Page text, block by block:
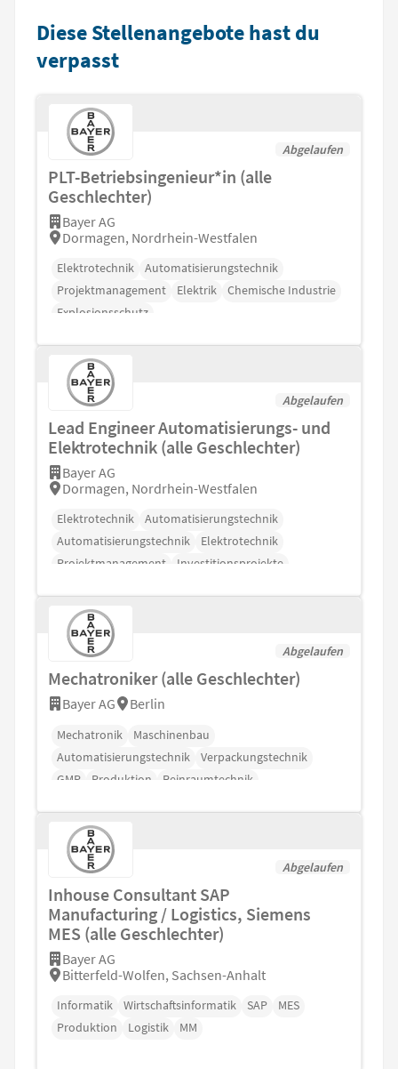
Diese Stellenangebote hast du
verpasst
Abgelaufen
PLT-Betriebsingenieur*in (alle
Geschlechter)
Bayer AG
Dormagen, Nordrhein-Westfalen
Elektrotechnik
Automatisierungstechnik
Projektmanagement
Elektrik
Chemische Industrie
Explosionsschutz
Abgelaufen
Lead Engineer Automatisierungs- und
Elektrotechnik (alle Geschlechter)
Bayer AG
Dormagen, Nordrhein-Westfalen
Elektrotechnik
Automatisierungstechnik
Automatisierungstechnik
Elektrotechnik
Projektmanagement
Investitionsprojekte
Abgelaufen
Mechatroniker (alle Geschlechter)
Bayer AG Berlin
Mechatronik
Maschinenbau
Automatisierungstechnik
Verpackungstechnik
GMP
Produktion Reinraumtechnik
Abgelaufen
Inhouse Consultant SAP
Manufacturing / Logistics, Siemens
MES (alle Geschlechter)
Bayer AG
Bitterfeld-Wolfen, Sachsen-Anhalt
Informatik Wirtschaftsinformatik SAP
MES
Produktion
Logistik MM